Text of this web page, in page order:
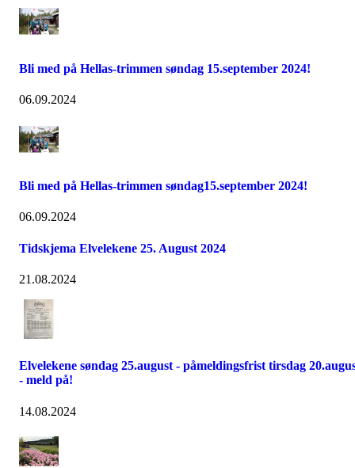
Bli med på Hellas-trimmen søndag 15.september 2024!
06.09.2024
Bli med på Hellas-trimmen søndag15.september 2024!
06.09.2024
Tidskjema Elvelekene 25. August 2024
21.08.2024
Elvelekene søndag 25.august - påmeldingsfrist tirsdag
- meld på!
14.08.2024